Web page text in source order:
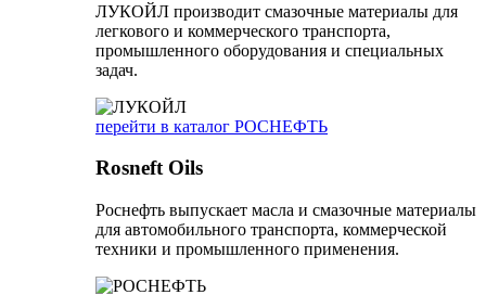
ЛУКОЙЛ производит смазочные материалы для
легкового и коммерческого транспорта,
промышленного оборудования и специальных
задач.
перейти в каталог РОСНЕФТЬ
Rosneft Oils
Роснефть выпускает масла и смазочные материалы
для автомобильного транспорта, коммерческой
техники и промышленного применения.